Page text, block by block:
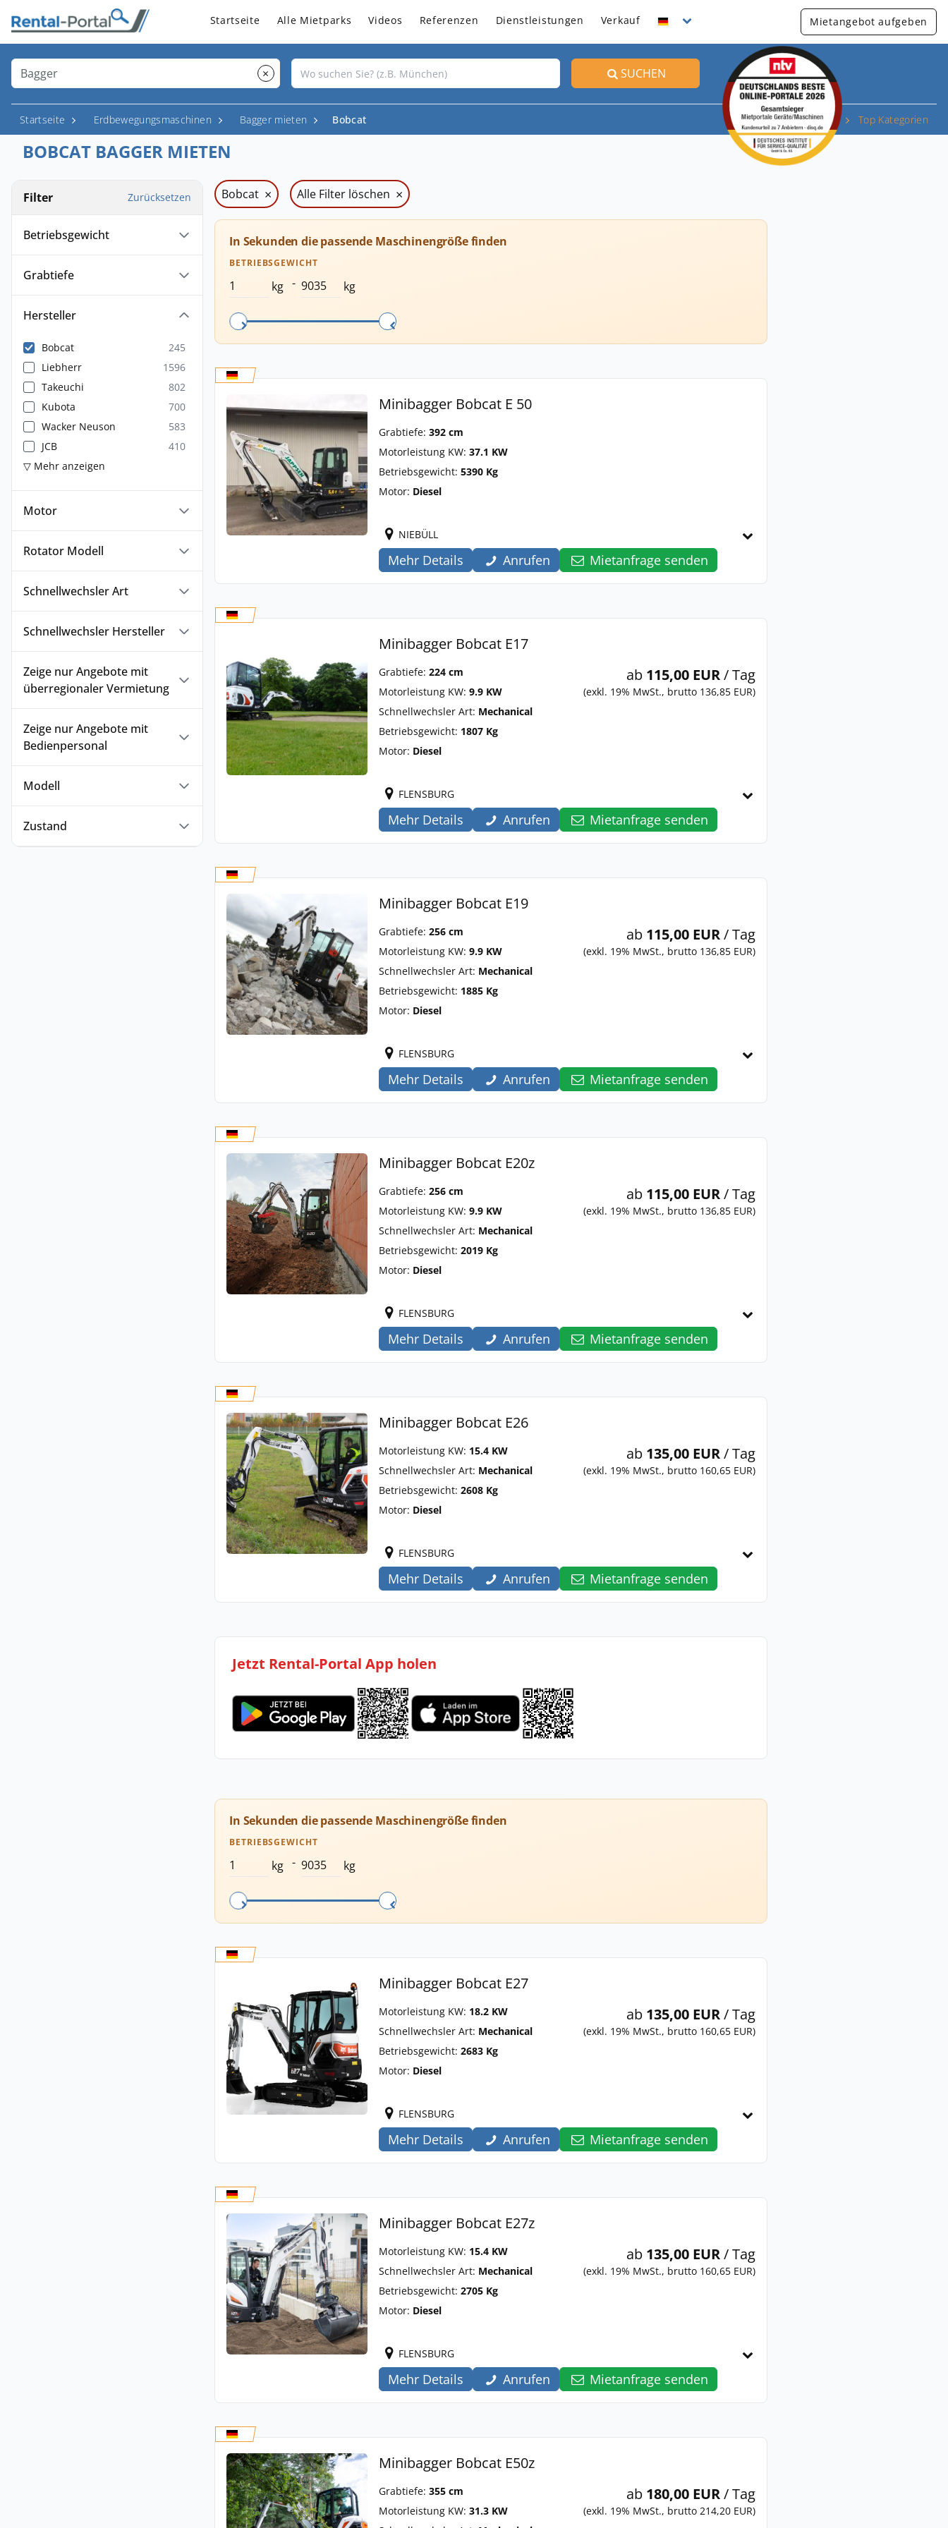
Startseite Alle Mietparks Videos Referenzen Dienstleistungen Verkauf Mietangebot aufgeben
× SUCHEN
Startseite Erdbewegungsmaschinen Bagger mieten Bobcat Top Kategorien
BOBCAT BAGGER MIETEN
Filter Zurücksetzen
Betriebsgewicht
Grabtiefe
Hersteller
Bobcat
245
Liebherr
1596
Takeuchi
802
Kubota
700
Wacker Neuson
583
JCB
410
▽ Mehr anzeigen
Motor
Rotator Modell
Schnellwechsler Art
Schnellwechsler Hersteller
Zeige nur Angebote mit
überregionaler Vermietung
Zeige nur Angebote mit
Bedienpersonal
Modell
Zustand
Bobcat × Alle Filter löschen ×
In Sekunden die passende Maschinengröße finden
BETRIEBSGEWICHT
kg - kg
Minibagger Bobcat E 50
Grabtiefe: 392 cm
Motorleistung KW: 37.1 KW
Betriebsgewicht: 5390 Kg
Motor: Diesel
NIEBÜLL
Mehr Details Anrufen Mietanfrage senden
Minibagger Bobcat E17
Grabtiefe: 224 cm
Motorleistung KW: 9.9 KW
Schnellwechsler Art: Mechanical
Betriebsgewicht: 1807 Kg
Motor: Diesel
ab 115,00 EUR/ Tag
(exkl. 19% MwSt., brutto 136,85 EUR)
FLENSBURG
Mehr Details Anrufen Mietanfrage senden
Minibagger Bobcat E19
Grabtiefe: 256 cm
Motorleistung KW: 9.9 KW
Schnellwechsler Art: Mechanical
Betriebsgewicht: 1885 Kg
Motor: Diesel
ab 115,00 EUR/ Tag
(exkl. 19% MwSt., brutto 136,85 EUR)
FLENSBURG
Mehr Details Anrufen Mietanfrage senden
Minibagger Bobcat E20z
Grabtiefe: 256 cm
Motorleistung KW: 9.9 KW
Schnellwechsler Art: Mechanical
Betriebsgewicht: 2019 Kg
Motor: Diesel
ab 115,00 EUR/ Tag
(exkl. 19% MwSt., brutto 136,85 EUR)
FLENSBURG
Mehr Details Anrufen Mietanfrage senden
Minibagger Bobcat E26
Motorleistung KW: 15.4 KW
Schnellwechsler Art: Mechanical
Betriebsgewicht: 2608 Kg
Motor: Diesel
ab 135,00 EUR/ Tag
(exkl. 19% MwSt., brutto 160,65 EUR)
FLENSBURG
Mehr Details Anrufen Mietanfrage senden
Jetzt Rental-Portal App holen
In Sekunden die passende Maschinengröße finden
BETRIEBSGEWICHT
kg - kg
Minibagger Bobcat E27
Motorleistung KW: 18.2 KW
Schnellwechsler Art: Mechanical
Betriebsgewicht: 2683 Kg
Motor: Diesel
ab 135,00 EUR/ Tag
(exkl. 19% MwSt., brutto 160,65 EUR)
FLENSBURG
Mehr Details Anrufen Mietanfrage senden
Minibagger Bobcat E27z
Motorleistung KW: 15.4 KW
Schnellwechsler Art: Mechanical
Betriebsgewicht: 2705 Kg
Motor: Diesel
ab 135,00 EUR/ Tag
(exkl. 19% MwSt., brutto 160,65 EUR)
FLENSBURG
Mehr Details Anrufen Mietanfrage senden
Minibagger Bobcat E50z
Grabtiefe: 355 cm
Motorleistung KW: 31.3 KW
ab 180,00 EUR/ Tag
(exkl. 19% MwSt., brutto 214,20 EUR)